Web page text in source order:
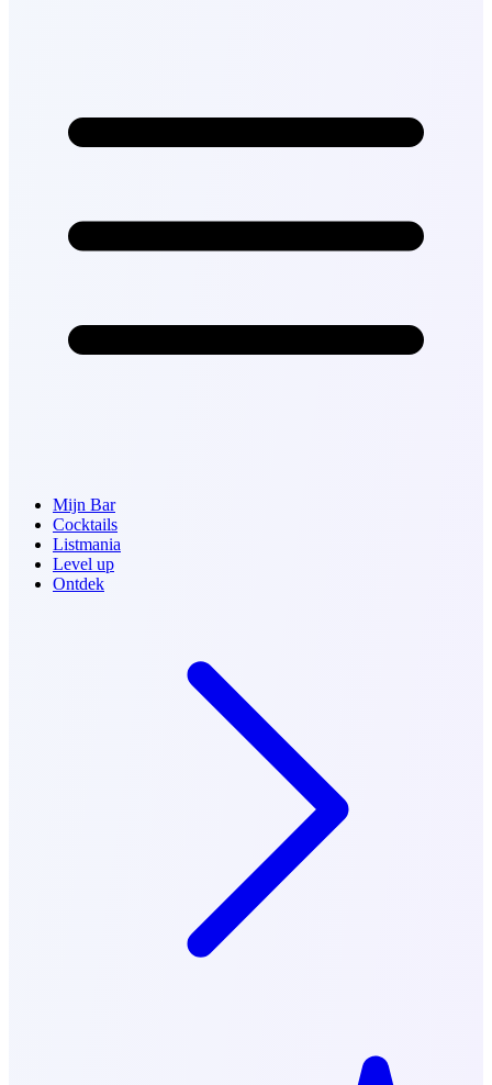
Mijn Bar
Cocktails
Listmania
Level up
Ontdek